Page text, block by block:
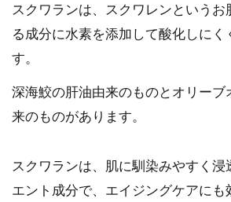
スクワランは、スクワレンというお
る成分に水素を添加して酸化しにく
す。
深海鮫の肝油由来のものとオリーブ
来のものがあります。
スクワランは、肌に馴染みやすく浸
エント成分で、エイジングケアにも